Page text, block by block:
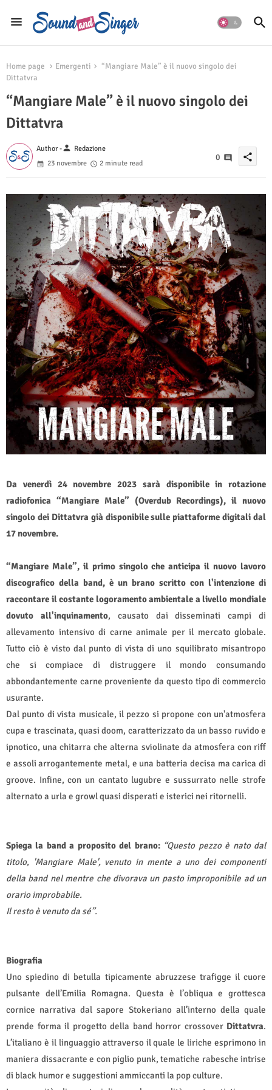
Home page Emergenti
“Mangiare Male” è il nuovo singolo dei
Dittatvra
“Mangiare Male” è il nuovo singolo dei
Dittatvra
Author -person Redazione
23 novembre
2 minute read
0 share
Da venerdì 24 novembre 2023 sarà disponibile in rotazione
radiofonica “Mangiare Male” (Overdub Recordings), il nuovo
singolo dei Dittatvra già disponibile sulle piattaforme digitali dal
17 novembre.
“Mangiare Male”, il primo singolo che anticipa il nuovo lavoro
discografico della band, è un brano scritto con l'intenzione di
raccontare il costante logoramento ambientale a livello mondiale
dovuto all'inquinamento, causato dai disseminati campi di
allevamento intensivo di carne animale per il mercato globale.
Tutto ciò è visto dal punto di vista di uno squilibrato misantropo
che si compiace di distruggere il mondo consumando
abbondantemente carne proveniente da questo tipo di commercio
usurante.
Dal punto di vista musicale, il pezzo si propone con un'atmosfera
cupa e trascinata, quasi doom, caratterizzato da un basso ruvido e
ipnotico, una chitarra che alterna sviolinate da atmosfera con riff
e assoli arrogantemente metal, e una batteria decisa ma carica di
groove. Infine, con un cantato lugubre e sussurrato nelle strofe
alternato a urla e growl quasi disperati e isterici nei ritornelli.
Spiega la band a proposito del brano: “Questo pezzo è nato dal
titolo, 'Mangiare Male', venuto in mente a uno dei componenti
della band nel mentre che divorava un pasto improponibile ad un
orario improbabile.
Il resto è venuto da sé”.
Biografia
Uno spiedino di betulla tipicamente abruzzese trafigge il cuore
pulsante dell’Emilia Romagna. Questa è l’obliqua e grottesca
cornice narrativa dal sapore Stokeriano all’interno della quale
prende forma il progetto della band horror crossover Dittatvra.
L’italiano è il linguaggio attraverso il quale le liriche esprimono in
maniera dissacrante e con piglio punk, tematiche rabesche intrise
di black humor e suggestioni ammiccanti la pop culture.